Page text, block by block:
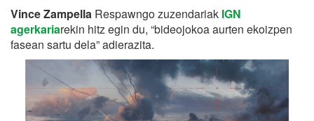
Vince Zampella Respawngo zuzendariak IGN
agerkariarekin hitz egin du, “bideojokoa aurten ekoizpen
fasean sartu dela” adierazita.